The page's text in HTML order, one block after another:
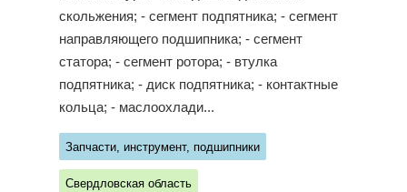
скольжения; - сегмент подпятника; - сегмент
направляющего подшипника; - сегмент
статора; - сегмент ротора; - втулка
подпятника; - диск подпятника; - контактные
кольца; - маслоохлади...
Запчасти, инструмент, подшипники
Свердловская область